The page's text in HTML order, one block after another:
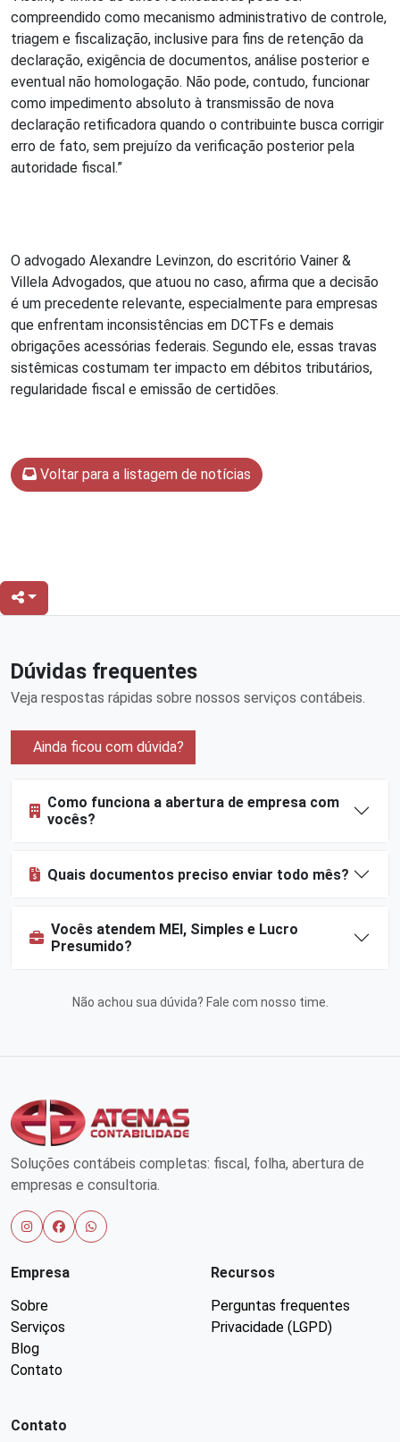
compreendido como mecanismo administrativo de controle,
triagem e fiscalização, inclusive para fins de retenção da
declaração, exigência de documentos, análise posterior e
eventual não homologação. Não pode, contudo, funcionar
como impedimento absoluto à transmissão de nova
declaração retificadora quando o contribuinte busca corrigir
erro de fato, sem prejuízo da verificação posterior pela
autoridade fiscal.”
O advogado Alexandre Levinzon, do escritório Vainer &
Villela Advogados, que atuou no caso, afirma que a decisão
é um precedente relevante, especialmente para empresas
que enfrentam inconsistências em DCTFs e demais
obrigações acessórias federais. Segundo ele, essas travas
sistêmicas costumam ter impacto em débitos tributários,
regularidade fiscal e emissão de certidões.
Voltar para a listagem de notícias
Dúvidas frequentes
Veja respostas rápidas sobre nossos serviços contábeis.
Ainda ficou com dúvida?
Como funciona a abertura de empresa com
vocês?
Quais documentos preciso enviar todo mês?
Vocês atendem MEI, Simples e Lucro
Presumido?
Não achou sua dúvida? Fale com nosso time.
Soluções contábeis completas: fiscal, folha, abertura de
empresas e consultoria.
Empresa
Sobre
Serviços
Blog
Contato
Recursos
Perguntas frequentes
Privacidade (LGPD)
Contato